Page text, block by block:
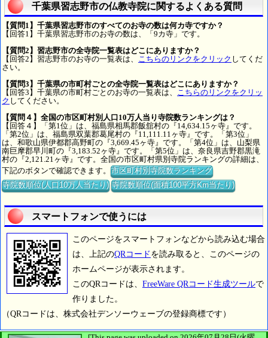
千葉県習志野市の仏教寺院に関するよくある質問
【質問1】千葉県習志野市のすべてのお寺の数は何カ寺ですか？
【回答1】千葉県習志野市のお寺の数は、「9カ寺」です。
【質問2】習志野市の全寺院一覧表はどこにありますか？
【回答2】習志野市のお寺の一覧表は、
こちらのリンクをクリック してくだ
さい。
【質問3】千葉県の市町村ごとの全寺院一覧表はどこにありますか？
【回答3】千葉県の市町村ごとのお寺の一覧表は、
こちらのリンクをクリッ
ク してください。
【質問４】全国の市区町村別人口10万人当り寺院数ランキングは？
【回答４】「第1位」は、福島県相馬郡飯舘村の『14,634.15ヶ寺』です。
「第2位」は、福島県双葉郡葛尾村の『11,111.11ヶ寺』です。「第3位」
は、和歌山県伊都郡高野町の『3,669.45ヶ寺』です。「第4位」は、山梨県
南巨摩郡早川町の『3,183.52ヶ寺』です。「第5位」は、奈良県吉野郡黒滝
村の『2,121.21ヶ寺』です。全国の市区町村県別寺院ランキングの詳細は、
下記のボタンで確認できます。市区町村別寺院数ランキング
寺院数順位(人口10万人当たり) 寺院数順位(面積100平方Km当たり)
スマートフォンで使うには
このページをスマートフォンなどから読み込む場合
は、上記のQRコード を読み取ると、このページの
ホームページが表示されます。
このQRコードは、 FreeWare QRコード生成ツールで
作りました。
（QRコードは、株式会社デンソーウェーブの登録商標です）